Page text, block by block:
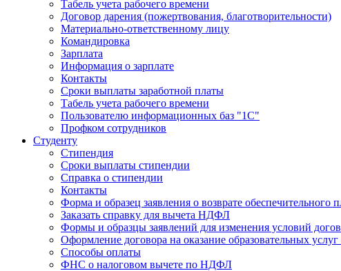
Табель учета рабочего времени
Договор дарения (пожертвования, благотворительности)
Материально-ответственному лицу
Командировка
Зарплата
Информация о зарплате
Контакты
Сроки выплаты заработной платы
Табель учета рабочего времени
Пользователю информационных баз "1С"
Профком сотрудников
Студенту
Стипендия
Сроки выплаты стипендии
Справка о стипендии
Контакты
Форма и образец заявления о возврате обеспечительного
Заказать справку для вычета НДФЛ
Формы и образцы заявлений для изменения условий
Оформление договора на оказание образовательных
Способы оплаты
ФНС о налоговом вычете по НДФЛ